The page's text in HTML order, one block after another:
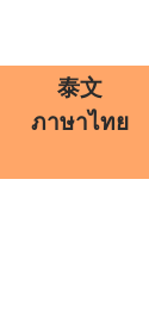
泰文
ภาษาไทย